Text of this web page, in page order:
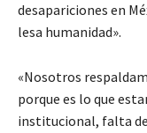
desapariciones en
lesa humanidad».
«Nosotros
porque es lo que
institucional, falta